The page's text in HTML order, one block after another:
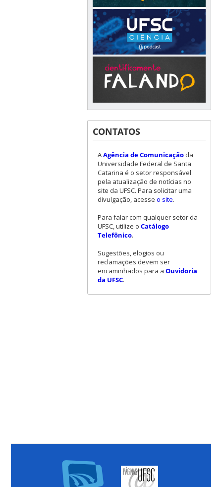
CONTATOS
AAgência de Comunicaçãoda
Universidade Federal de Santa
Catarina é o setor responsável
pela atualização de notícias no
site da UFSC. Para solicitar uma
divulgação, acesse o site.
Para falar com qualquer setor da
UFSC, utilize o Catálogo
Telefônico.
Sugestões, elogios ou
reclamações devem ser
encaminhados para a Ouvidoria
da UFSC.